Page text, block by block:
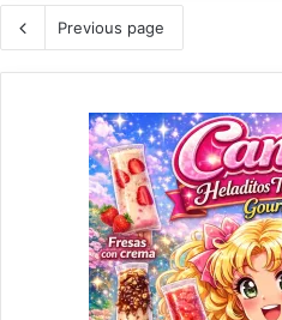
Previous page